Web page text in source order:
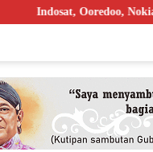
Nokia, dan NVIDIA